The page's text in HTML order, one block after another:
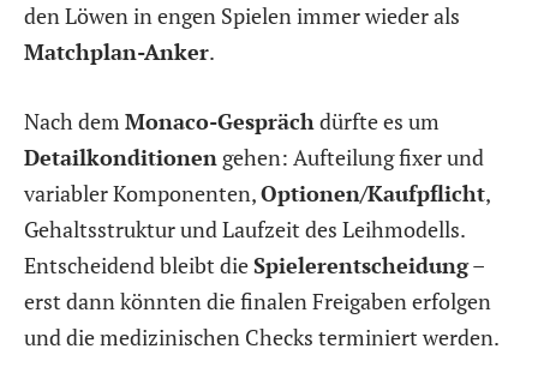
den Löwen in engen Spielen immer wieder als
Matchplan-Anker.
Nach dem Monaco-Gespräch dürfte es um
Detailkonditionen gehen: Aufteilung fixer und
variabler Komponenten,Optionen/Kaufpflicht,
Gehaltsstruktur und Laufzeit des Leihmodells.
Entscheidend bleibt dieSpielerentscheidung–
erst dann könnten die finalen Freigaben erfolgen
und die medizinischen Checks terminiert werden.